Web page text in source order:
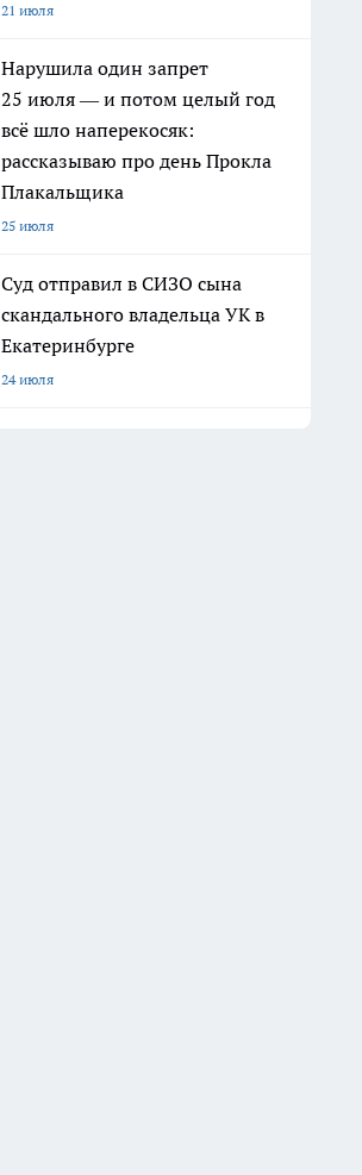
21 июля
Нарушила один запрет
25 июля — и потом целый год
всё шло наперекосяк:
рассказываю про день Прокла
Плакальщика
25 июля
Суд отправил в СИЗО сына
скандального владельца УК в
Екатеринбурге
24 июля